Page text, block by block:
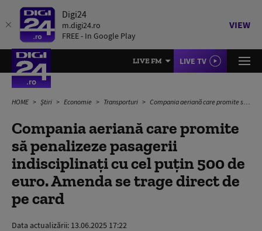
Digi24
m.digi24.ro
FREE - In Google Play
VIEW
LIVE FM LIVE TV
HOME Știri Economie Transporturi Compania aeriană care promite să penalizeze pasagerii indisciplinați cu cel puțin 500 de euro. Amenda se trage direct de pe card
Compania aeriană care promite
să penalizeze pasagerii
indisciplinați cu cel puțin 500 de
euro. Amenda se trage direct de
pe card
Data actualizării: 13.06.2025 17:22